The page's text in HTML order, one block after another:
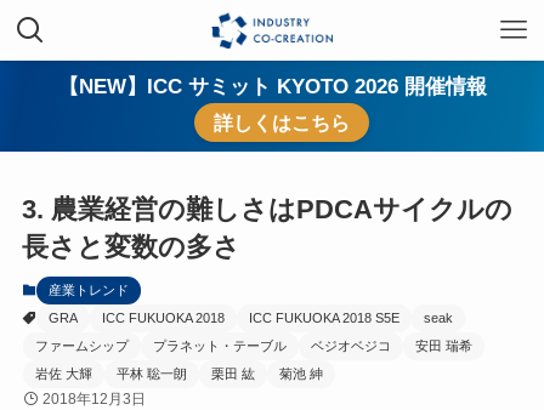
【NEW】ICC サミット KYOTO 2026 開催情報
詳しくはこちら
3. 農業経営の難しさはPDCAサイクルの
長さと変数の多さ
産業トレンド
GRA
ICC FUKUOKA 2018 ICC FUKUOKA 2018 S5E
seak
ファームシップ
プラネット・テーブル ベジオベジコ
安田 瑞希
岩佐 大輝
平林 聡一朗 栗田 紘 菊池 紳
2018年12月3日